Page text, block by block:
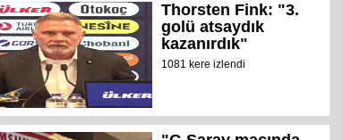
Thorsten Fink: "3.
golü atsaydık
kazanırdık"
1081 kere izlendi